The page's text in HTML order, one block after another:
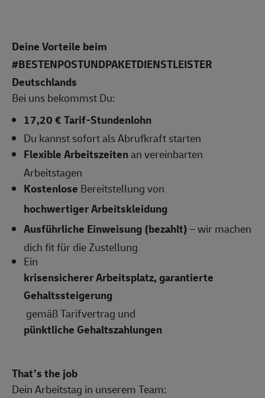
Deine Vorteile beim
#BESTENPOSTUNDPAKETDIENSTLEISTER
Deutschlands
Bei uns bekommst Du:
17,20 € Tarif-Stundenlohn
Du kannst sofort als Abrufkraft starten
Flexible Arbeitszeitenan vereinbarten
Arbeitstagen
Kostenlose Bereitstellung von
hochwertiger Arbeitskleidung
Ausführliche Einweisung (bezahlt)– wir machen
dich fit für die Zustellung
Ein
krisensicherer Arbeitsplatz, garantierte
Gehaltssteigerung
gemäß Tarifvertrag und
pünktliche Gehaltszahlungen
That’s the job
Dein Arbeitstag in unserem Team: